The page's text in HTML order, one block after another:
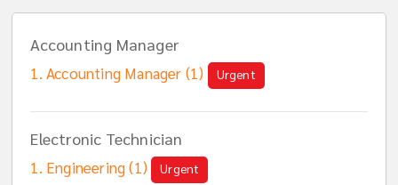
Accounting Manager
Accounting Manager (1) Urgent
Electronic Technician
Engineering (1) Urgent